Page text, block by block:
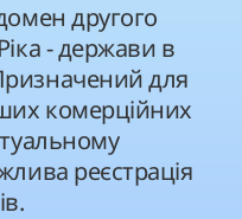
другого
- держави в
для
комерційних
реєстрація